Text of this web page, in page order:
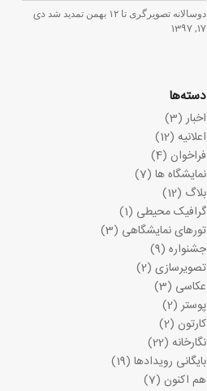
دوسالانه تصویرگری تا ۱۲ بهمن تمدید شد
دی
17, 1397
دسته‌ها
اخبار(3)
اعلانیه (12)
فراخوان (4)
نمایشگاه ها (7)
بلاگ (12)
گرافیک محیطی (1)
تورهای نمایشگاهی (3)
جشنواره (9)
تصویرسازی (2)
عکاسی (3)
پوستر(2)
کارتون (2)
نگارخانه (22)
بایگانی رویدادها (19)
هم اکنون (7)